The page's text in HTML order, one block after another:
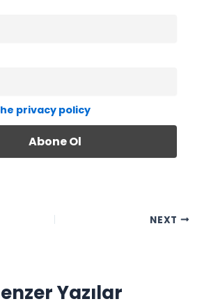
privacy policy
NEXT
Yazılar